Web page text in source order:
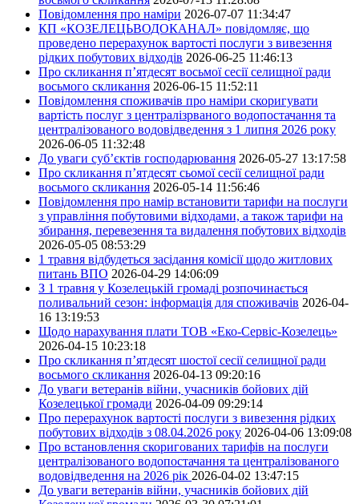
Повідомлення про наміри 2026-07-07 11:34:47
КП «КОЗЕЛЕЦЬВОДОКАНАЛ» повідомляє, що
проведено перерахунок вартості послуги з вивезення
рідких побутових відходів 2026-06-25 11:46:13
Про скликання п’ятдесят восьмої сесії селищної ради
восьмого скликання 2026-06-15 11:52:11
Повідомлення споживачів про наміри скоригувати
вартість послуг з централізрваного водопостачання та
централізованого водовідведення з 1 липня 2026 року
2026-06-05 11:32:48
До уваги суб’єктів господарювання 2026-05-27 13:17:58
Про скликання п’ятдесят сьомої сесії селищної ради
восьмого скликання 2026-05-14 11:56:46
Повідомлення про намір встановити тарифи на послуги
з управління побутовими відходами, а також тарифи на
збирання, перевезення та видалення побутових відходів
2026-05-05 08:53:29
1 травня відбудеться засідання комісії щодо житлових
питань ВПО 2026-04-29 14:06:09
З 1 травня у Козелецькій громаді розпочинається
поливальний сезон: інформація для споживачів 2026-04-
16 13:19:53
Щодо нарахування плати ТОВ «Еко-Сервіс-Козелець»
2026-04-15 10:23:18
Про скликання п’ятдесят шостої сесії селищної ради
восьмого скликання 2026-04-13 09:20:16
До уваги ветеранів війни, учасників бойових дій
Козелецької громади 2026-04-09 09:29:14
Про перерахунок вартості послуги з вивезення рідких
побутових відходів з 08.04.2026 року 2026-04-06 13:09:08
Про встановлення скоригованих тарифів на послуги
централізованого водопостачання та централізованого
водовідведення на 2026 рік 2026-04-02 13:47:15
До уваги ветеранів війни, учасників бойових дій